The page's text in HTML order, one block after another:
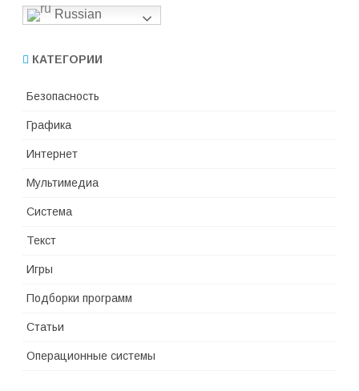
Russian
КАТЕГОРИИ
Безопасность
Графика
Интернет
Мультимедиа
Система
Текст
Игры
Подборки программ
Статьи
Операционные системы